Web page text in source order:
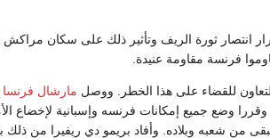
استمرار انتصار ثورة الريف وتأثير ذلك على سكان
فرنسة مقاومة عنيدة.
للقضاء على هذا الخطر. ووصل مارشال فرنسا
وضع جميع إمكانات فرنسه وإسبانية لإخضاع
إفناء ما تبقى من شعبه وبلاده. وأفاد بريمو دي